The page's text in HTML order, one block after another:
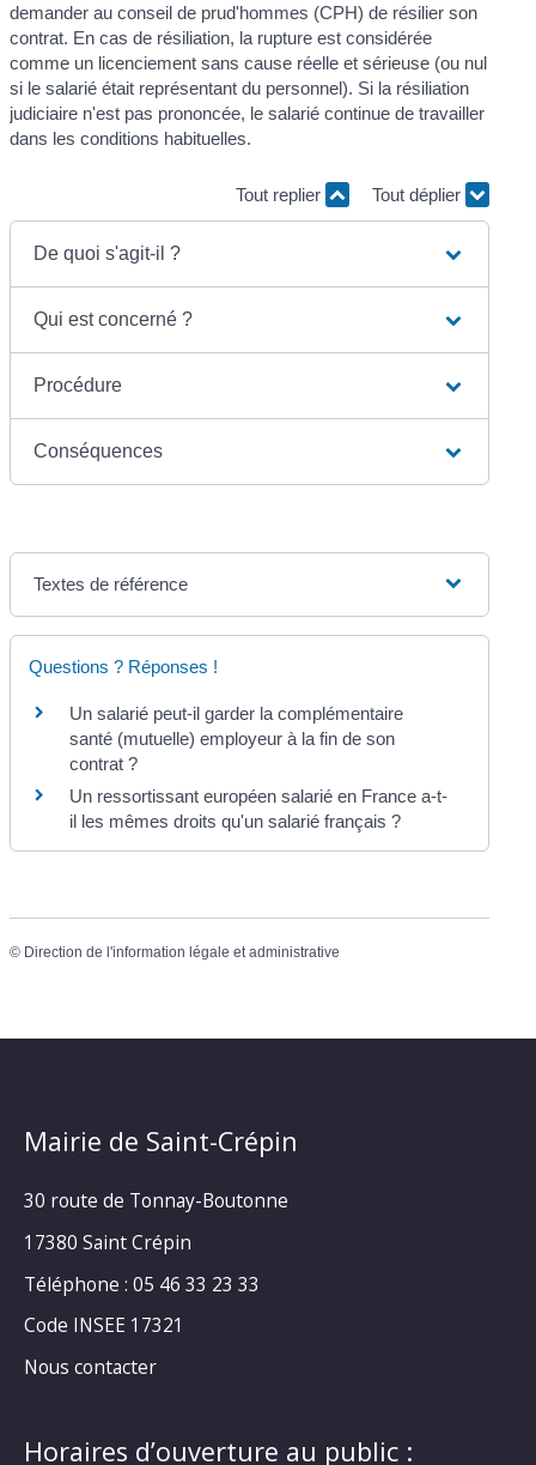
demander au conseil de prud'hommes (CPH) de résilier son
contrat. En cas de résiliation, la rupture est considérée
comme un licenciement sans cause réelle et sérieuse (ou nul
si le salarié était représentant du personnel). Si la résiliation
judiciaire n'est pas prononcée, le salarié continue de travailler
dans les conditions habituelles.
Tout replier Tout déplier
De quoi s'agit-il ?
Qui est concerné ?
Procédure
Conséquences
Textes de référence
Questions ? Réponses !
Un salarié peut-il garder la complémentaire
santé (mutuelle) employeur à la fin de son
contrat ?
Un ressortissant européen salarié en France a-t-
il les mêmes droits qu'un salarié français ?
© Direction de l'information légale et administrative
Mairie de Saint-Crépin
30 route de Tonnay-Boutonne
17380 Saint Crépin
Téléphone : 05 46 33 23 33
Code INSEE 17321
Nous contacter
Horaires d’ouverture au public :